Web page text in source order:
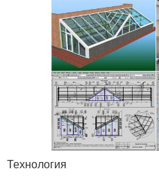
Технология